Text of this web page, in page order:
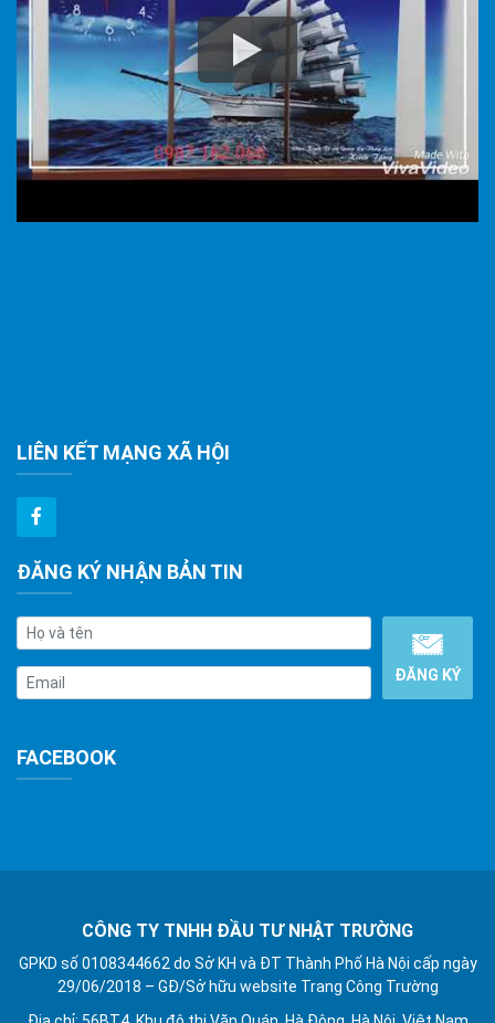
LIÊN KẾT MẠNG XÃ HỘI
ĐĂNG KÝ NHẬN BẢN TIN
FACEBOOK
CÔNG TY TNHH ĐẦU TƯ NHẬT TRƯỜNG
GPKD số 0108344662 do Sở KH và ĐT Thành Phố Hà Nội cấp ngày
29/06/2018 – GĐ/Sở hữu website Trang Công Trường